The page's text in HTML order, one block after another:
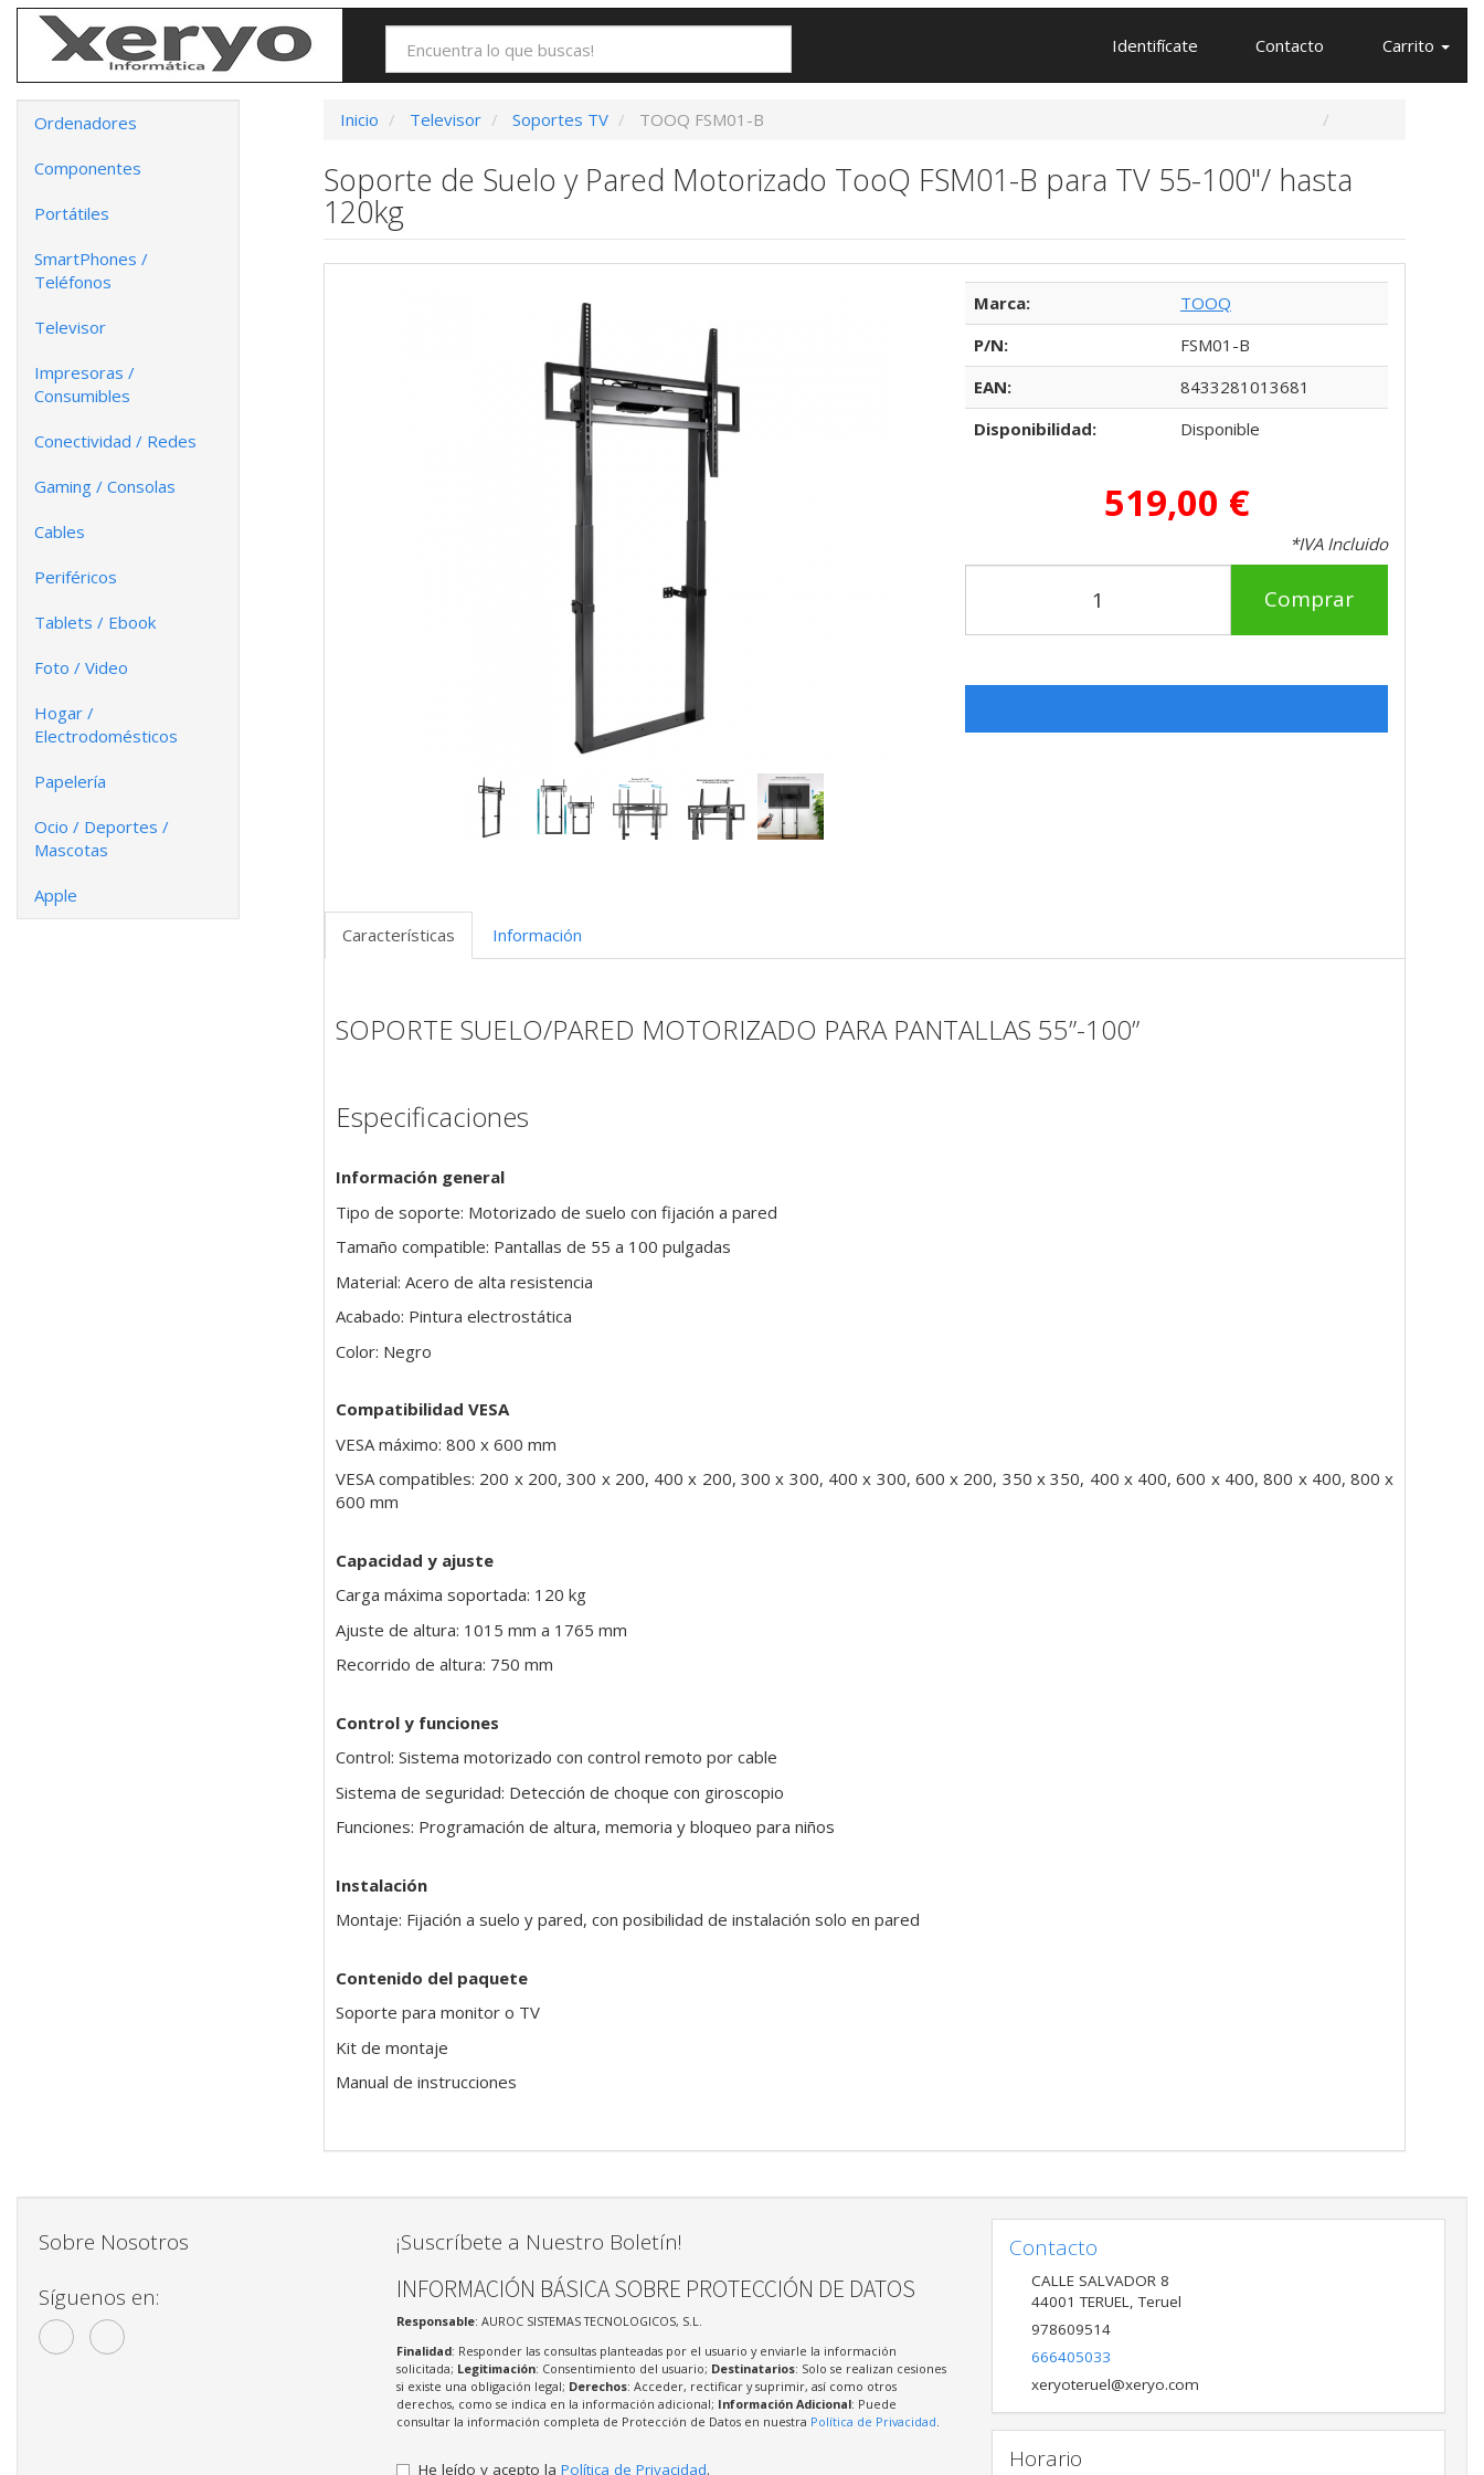
Identifícate Contacto Carrito
Ordenadores
Componentes
Portátiles
SmartPhones /
Teléfonos
Televisor
Impresoras /
Consumibles
Conectividad / Redes
Gaming / Consolas
Cables
Periféricos
Tablets / Ebook
Foto / Video
Hogar /
Electrodomésticos
Papelería
Ocio / Deportes /
Mascotas
Apple
Inicio Televisor Soportes TV TOOQ FSM01-B
Soporte de Suelo y Pared Motorizado TooQ FSM01-B para TV 55-100"/ hasta
120kg
Marca:
TOOQ
P/N:
FSM01-B
EAN:
8433281013681
Disponibilidad:
Disponible
519,00 €
*IVA Incluido
Comprar
Características Información
SOPORTE SUELO/PARED MOTORIZADO PARA PANTALLAS 55”-100”
Especificaciones
Información general
Tipo de soporte: Motorizado de suelo con fijación a pared
Tamaño compatible: Pantallas de 55 a 100 pulgadas
Material: Acero de alta resistencia
Acabado: Pintura electrostática
Color: Negro
Compatibilidad VESA
VESA máximo: 800 x 600 mm
VESA compatibles: 200 x 200, 300 x 200, 400 x 200, 300 x 300, 400 x 300, 600 x 200, 350 x 350, 400 x 400, 600 x 400, 800 x 400, 800 x
600 mm
Capacidad y ajuste
Carga máxima soportada: 120 kg
Ajuste de altura: 1015 mm a 1765 mm
Recorrido de altura: 750 mm
Control y funciones
Control: Sistema motorizado con control remoto por cable
Sistema de seguridad: Detección de choque con giroscopio
Funciones: Programación de altura, memoria y bloqueo para niños
Instalación
Montaje: Fijación a suelo y pared, con posibilidad de instalación solo en pared
Contenido del paquete
Soporte para monitor o TV
Kit de montaje
Manual de instrucciones
Sobre Nosotros
Síguenos en:
¡Suscríbete a Nuestro Boletín!
INFORMACIÓN BÁSICA SOBRE PROTECCIÓN DE DATOS
Responsable: AUROC SISTEMAS TECNOLOGICOS, S.L.
Finalidad: Responder las consultas planteadas por el usuario y enviarle la información
solicitada; Legitimación: Consentimiento del usuario; Destinatarios: Solo se realizan cesiones
si existe una obligación legal; Derechos: Acceder, rectificar y suprimir, así como otros
derechos, como se indica en la información adicional; Información Adicional: Puede
consultar la información completa de Protección de Datos en nuestra Política de Privacidad
He leído y acepto la Política de Privacidad.
Contacto
CALLE SALVADOR 8
44001 TERUEL,Teruel
978609514
666405033
xeryoteruel@xeryo.com
Horario